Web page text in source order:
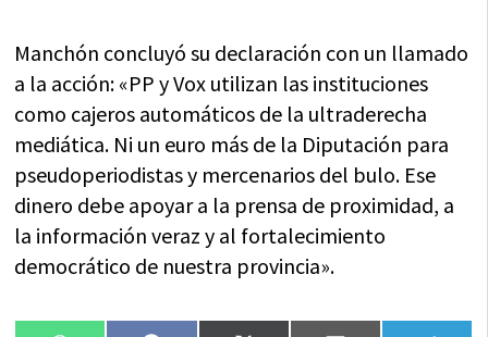
Manchón concluyó su declaración con un llamado
a la acción: «PP y Vox utilizan las instituciones
como cajeros automáticos de la ultraderecha
mediática. Ni un euro más de la Diputación para
pseudoperiodistas y mercenarios del bulo. Ese
dinero debe apoyar a la prensa de proximidad, a
la información veraz y al fortalecimiento
democrático de nuestra provincia».